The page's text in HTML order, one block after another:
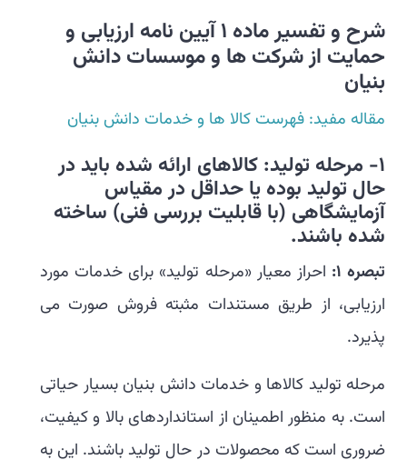
شرح و تفسیر ماده 1 آیین نامه ارزیابی و
حمایت از شرکت ها و موسسات دانش
بنیان
مقاله مفید: فهرست کالا ها و خدمات دانش بنیان
1- مرحله تولید: کالاهای ارائه شده باید در
حال تولید بوده یا حداقل در مقیاس
آزمایشگاهی (با قابلیت بررسی فنی) ساخته
شده باشند.
تبصره 1:
احراز معیار «مرحله تولید» برای خدمات مورد
ارزیابی، از طریق مستندات مثبته فروش صورت می
پذیرد.
مرحله تولید کالاها و خدمات دانش بنیان بسیار حیاتی
است. به منظور اطمینان از استانداردهای بالا و کیفیت،
ضروری است که محصولات در حال تولید باشند. این به